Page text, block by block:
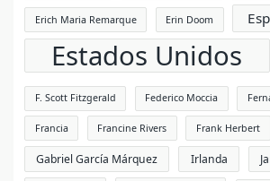
Erich Maria Remarque Erin Doom
Estados Unidos
F. Scott Fitzgerald Federico Moccia
Francia Francine Rivers Frank Herbert
Gabriel García Márquez Irlanda